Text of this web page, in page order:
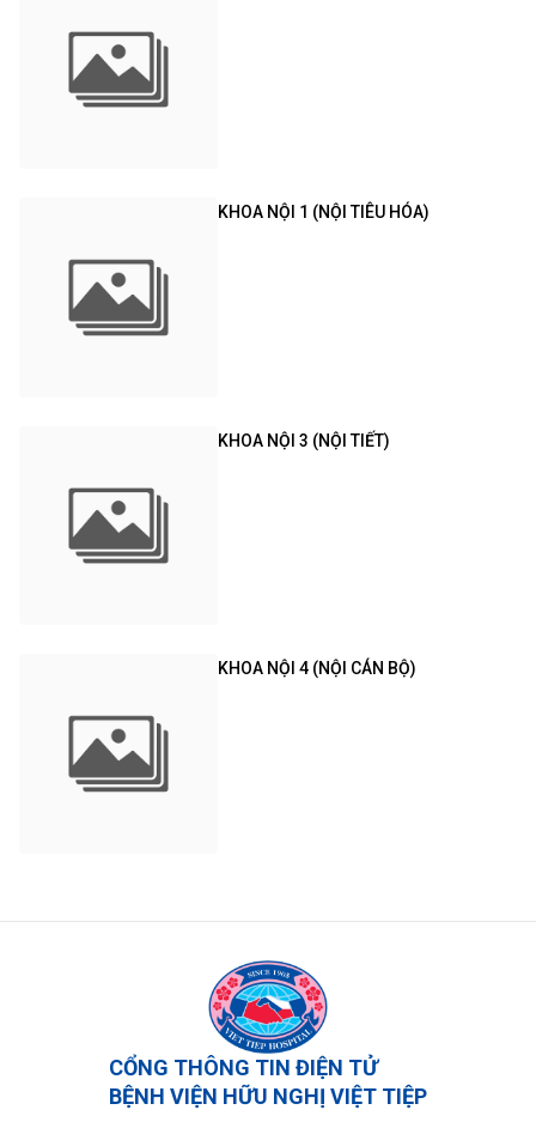
KHOA NỘI 1 (NỘI TIÊU HÓA)
KHOA NỘI 3 (NỘI TIẾT)
KHOA NỘI 4 (NỘI CÁN BỘ)
CỔNG THÔNG TIN ĐIỆN TỬ
BỆNH VIỆN HỮU NGHỊ VIỆT TIỆP